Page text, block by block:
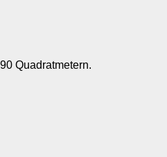
Quadratmetern.